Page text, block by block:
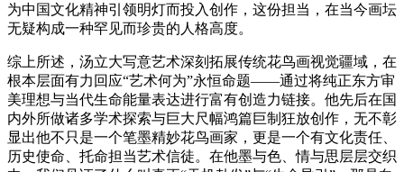
为中国文化精神引领明灯而投入创作，这份担当，在当今画坛
无疑构成一种罕见而珍贵的人格高度。
综上所述，汤立大写意艺术深刻拓展传统花鸟画视觉疆域，在
根本层面有力回应“艺术何为”永恒命题——通过将纯正东方审
美理想与当代生命能量表达进行富有创造力链接。他先后在国
内外所做诸多学术探索与巨大尺幅鸿篇巨制狂放创作，无不彰
显出他不只是一个笔墨精妙花鸟画家，更是一个有文化责任、
历史使命、托命担当艺术信徒。在他墨与色、情与思层层交织